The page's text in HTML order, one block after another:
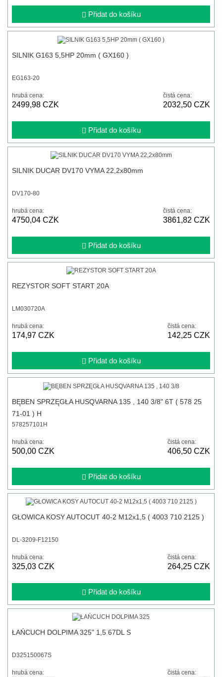
Přidat do košíku
SILNIK G163 5,5HP 20mm ( GX160 )
EG163-20
hrubá cena:
2499,98 CZK
čistá cena:
2032,50 CZK
Přidat do košíku
SILNIK DUCAR DV170 VYMA 22,2x80mm
DV170-80
hrubá cena:
4750,04 CZK
čistá cena:
3861,82 CZK
Přidat do košíku
REZYSTOR SOFT START 20A
LM030720A
hrubá cena:
174,97 CZK
čistá cena:
142,25 CZK
Přidat do košíku
BĘBEN SPRZĘGŁA HUSQVARNA 135 , 140 3/8" 6T ( 578 25
71-01 ) H
578257101H
hrubá cena:
500,00 CZK
čistá cena:
406,50 CZK
Přidat do košíku
GŁOWICA KOSY AUTOCUT 40-2 M12x1,5 ( 4003 710 2125 )
DL-3209-F12150
hrubá cena:
325,03 CZK
čistá cena:
264,25 CZK
Přidat do košíku
ŁAŃCUCH DOLPIMA 325" 1,5 67DL S
D325150067S
hrubá cena: čistá cena: